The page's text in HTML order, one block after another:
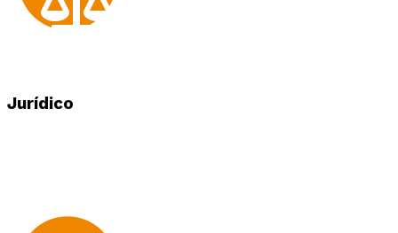
Jurídico